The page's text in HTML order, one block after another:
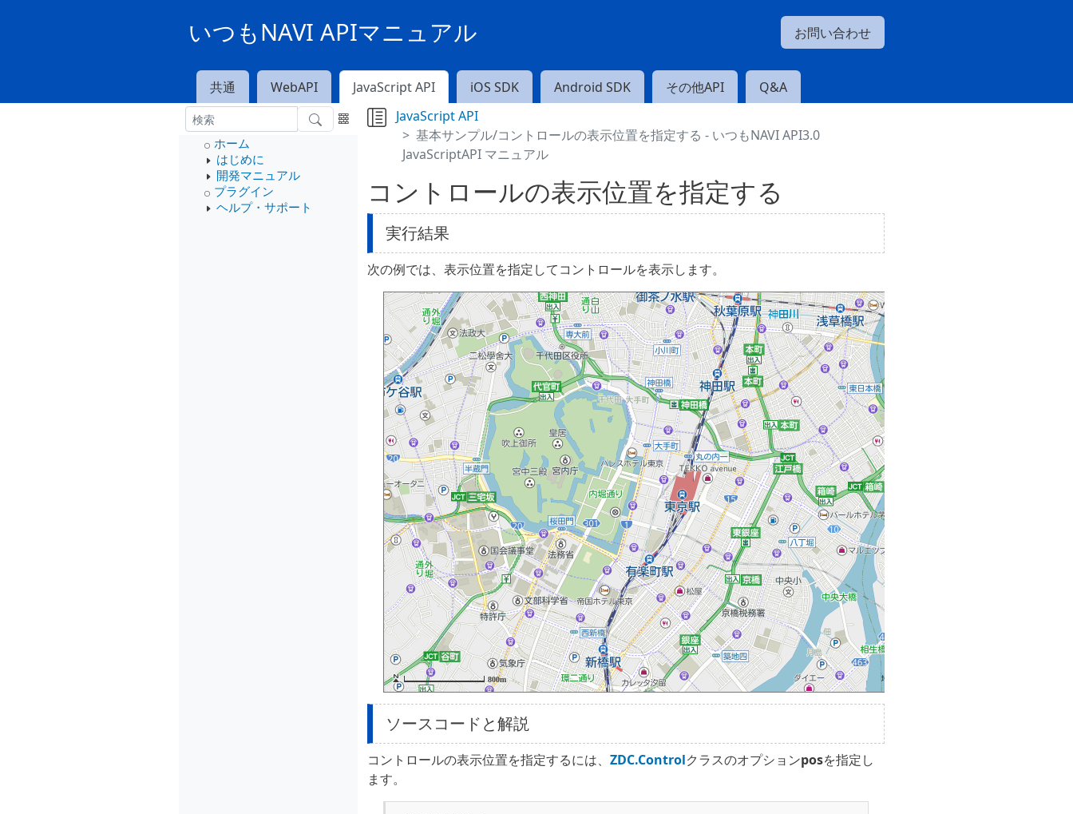
いつもNAVI APIマニュアル お問い合わせ
共通 WebAPI JavaScript API iOS SDK Android SDK その他API Q&A
ホーム
はじめに
開発マニュアル
プラグイン
ヘルプ・サポート
JavaScript API
基本サンプル/コントロールの表示位置を指定する - いつもNAVI API3.0
JavaScriptAPI マニュアル
コントロールの表示位置を指定する
実行結果
次の例では、表示位置を指定してコントロールを表示します。
ソースコードと解説
コントロールの表示位置を指定するには、 ZDC.Controlクラスのオプションposを指定し
ます。